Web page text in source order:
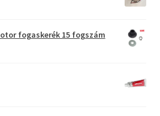
fogaskerék 15 fogszám